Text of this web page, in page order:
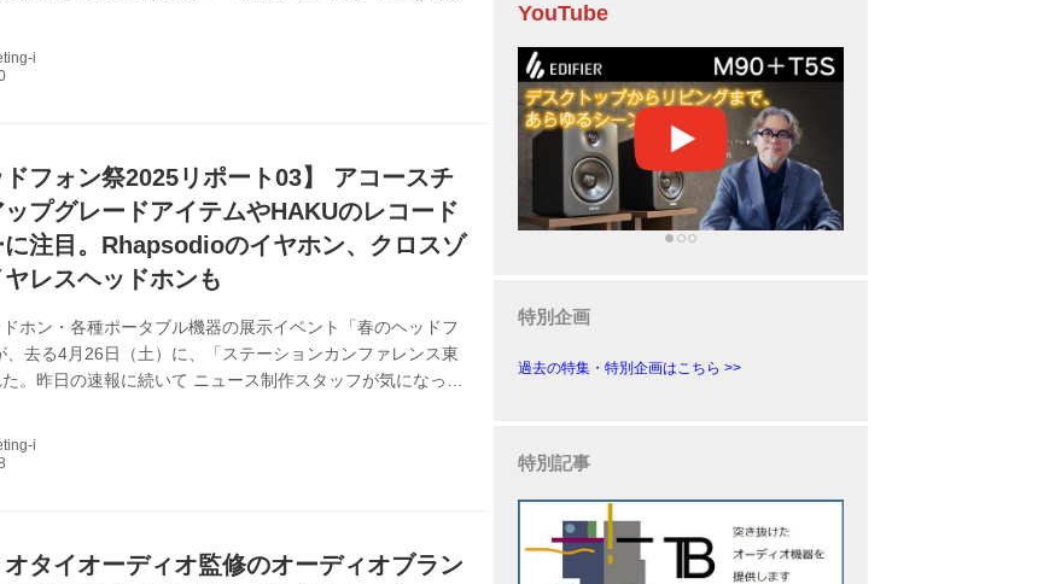
にもアナログレコードを身近に触れてもらいたいという思
様の製品を少しでも多くの人に楽しんでもらうべくできる限
でリリースする” という思いで立ち上がったもの。 満を持
i
ドフォン祭2025リポート03】 アコースチ
プグレードアイテムやHAKUのレコード
に注目。Rhapsodioのイヤホン、クロスゾ
レスヘッドホンも
ホン・各種ポータブル機器の展示イベント「春のヘッドフ
、去る4月26日（土）に、「ステーションカンファレンス東
。昨日の速報に続いて ニュース制作スタッフが気になった
（Webマーケティング）。 5Fの503B号室は、ミックスウ
ルが取り扱う製品が並んでいる。ブースに入って右手には、
かりのアコースチューンの完全ワイヤレスイヤホン
i
オタイオーディオ監修のオーディオブラン
YouTube
特別企画
過去の特集・特別企画はこちら >>
特別記事